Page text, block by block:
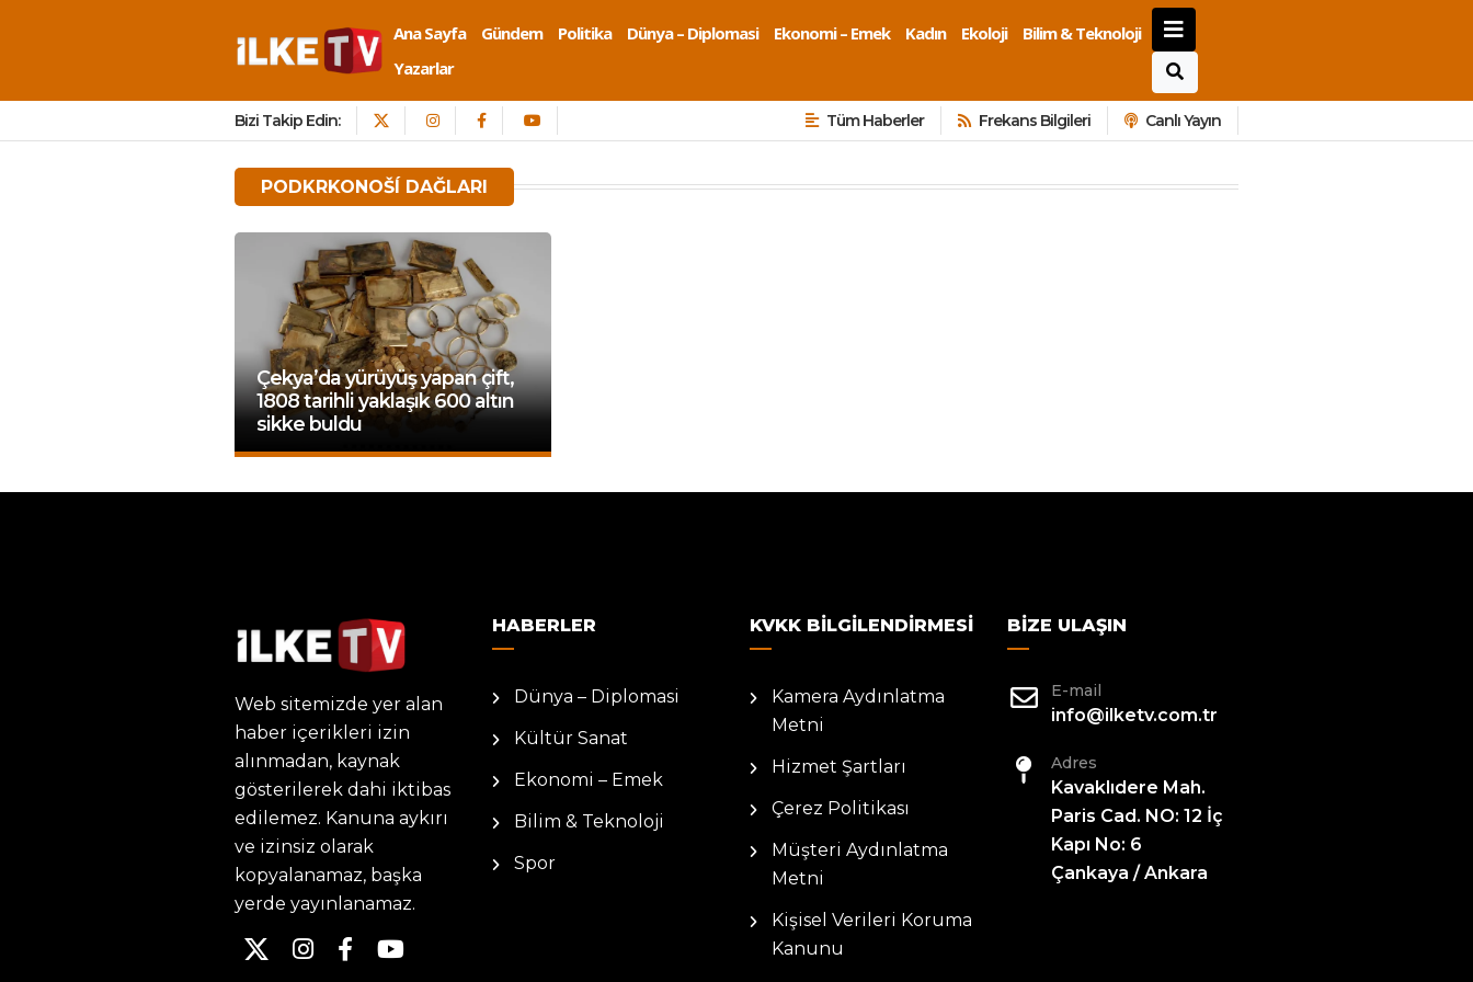
Ana Sayfa Gündem Politika Dünya – Diplomasi Ekonomi – Emek Kadın Ekoloji
Bilim & Teknoloji
Yazarlar
Bizi Takip Edin: Tüm Haberler Frekans Bilgileri Canlı Yayın
PODKRKONOŠÍ DAĞLARI
Çekya’da yürüyüş yapan çift,
1808 tarihli yaklaşık 600 altın
sikke buldu
Web sitemizde yer alan
haber içerikleri izin
alınmadan, kaynak
gösterilerek dahi iktibas
edilemez. Kanuna aykırı
ve izinsiz olarak
kopyalanamaz, başka
yerde yayınlanamaz.
HABERLER
Dünya – Diplomasi
Kültür Sanat
Ekonomi – Emek
Bilim & Teknoloji
Spor
KVKK BILGILENDIRMESI
Kamera Aydınlatma
Metni
Hizmet Şartları
Çerez Politikası
Müşteri Aydınlatma
Metni
Kişisel Verileri Koruma
Kanunu
BIZE ULAŞIN
E-mail
info@ilketv.com.tr
Adres
Kavaklıdere Mah.
Paris Cad. NO: 12 İç
Kapı No: 6
Çankaya / Ankara